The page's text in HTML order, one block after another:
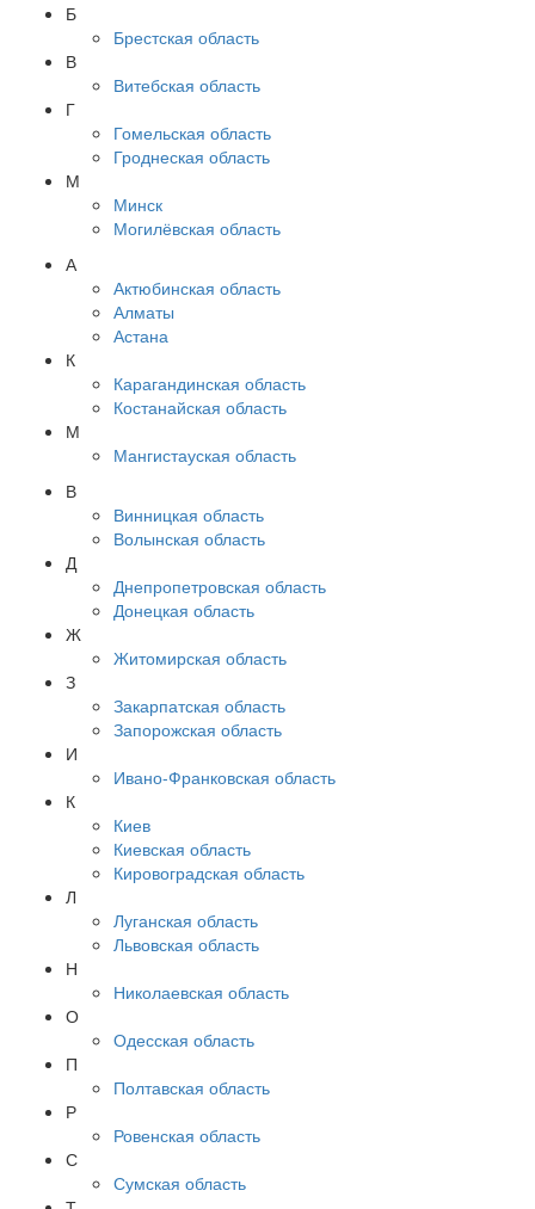
Б
Брестская область
В
Витебская область
Г
Гомельская область
Гроднеская область
М
Минск
Могилёвская область
А
Актюбинская область
Алматы
Астана
К
Карагандинская область
Костанайская область
М
Мангистауская область
В
Винницкая область
Волынская область
Д
Днепропетровская область
Донецкая область
Ж
Житомирская область
З
Закарпатская область
Запорожская область
И
Ивано-Франковская область
К
Киев
Киевская область
Кировоградская область
Л
Луганская область
Львовская область
Н
Николаевская область
О
Одесская область
П
Полтавская область
Р
Ровенская область
С
Сумская область